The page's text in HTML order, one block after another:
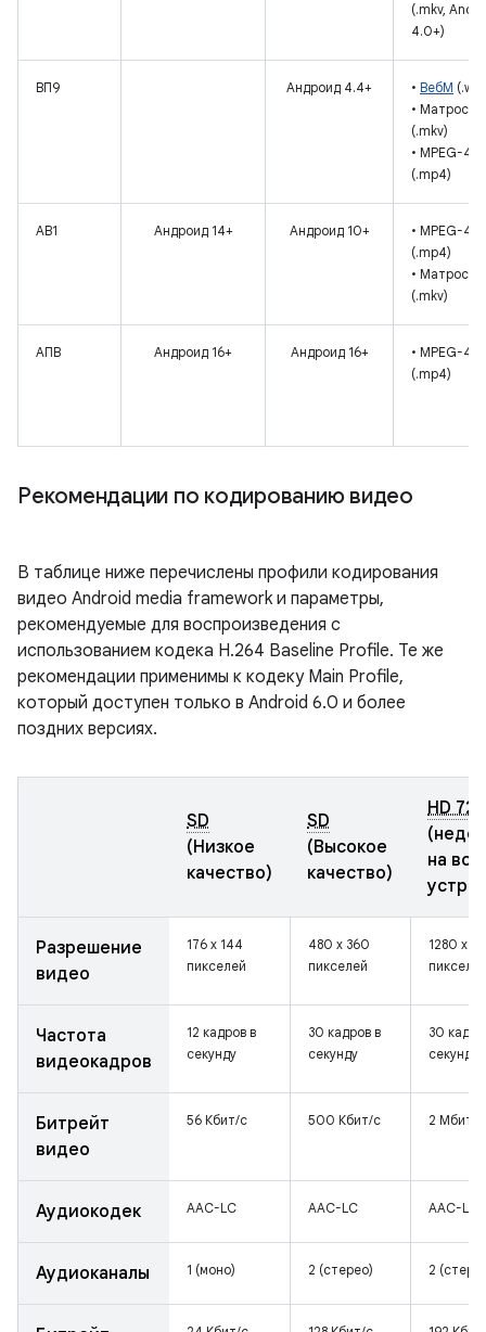
(.mkv,
4.0+)
ВП9 Андроид 4.4+ • ВебМ
• Матроска
(.mkv)
• MPEG-4
(.mp4)
АВ1 Андроид 14+ Андроид 10+
• MPEG-4
(.mp4)
• Матроска
(.mkv)
АПВ Андроид 16+ Андроид 16+
• MPEG-4
(.mp4)
Рекомендации по кодированию видео
В таблице ниже перечислены профили кодирования
видео Android media framework и параметры,
рекомендуемые для воспроизведения с
использованием кодека H.264 Baseline Profile. Те же
рекомендации применимы к кодеку Main Profile,
который доступен только в Android 6.0 и более
поздних версиях.
SD
(Низкое
качество)
SD
(Высокое
качество)
HD
на
Разрешение
видео
176 x 144
пикселей
480 x 360
пикселей
1280 x
Частота
видеокадров
12 кадров в
секунду
30 кадров в
секунду
30
секунду
Битрейт
видео
56 Кбит/с 500 Кбит/с 2 Мбит/с
Аудиокодек AAC-LC AAC-LC AAC-LC
Аудиоканалы 1 (моно) 2 (стерео) 2